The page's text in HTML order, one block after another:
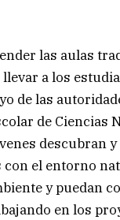
las aulas
llevar a los
de las
de
descubran
el entorno
y puedan
en los